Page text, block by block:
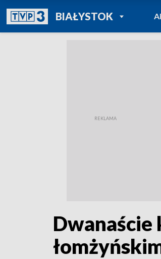
BIAŁYSTOKPOWRÓT DO
TVP REGIONY
Dwanaście